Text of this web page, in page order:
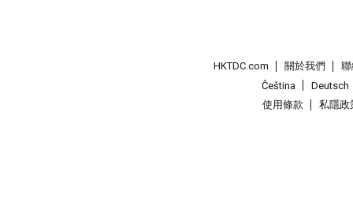
HKTDC.com 關於我們
Čeština
Deutsch
使用條款
私隱政